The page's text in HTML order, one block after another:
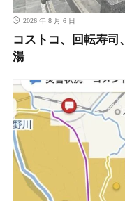
2026 年 8 月 6 日
コストコ、回転寿司
湯